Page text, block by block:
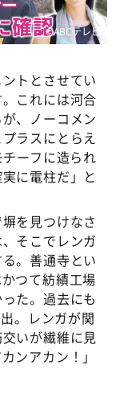
©️ABCテレビ
トとさせてい
これには河合
、ノーコメン
ラスにとらえ
ーフに造られ
に電柱だ」と
を見つけなさ
そこでレンガ
。善通寺とい
つて紡績工場
た。過去にも
。レンガが関
いが繊維に見
ンアカン！」